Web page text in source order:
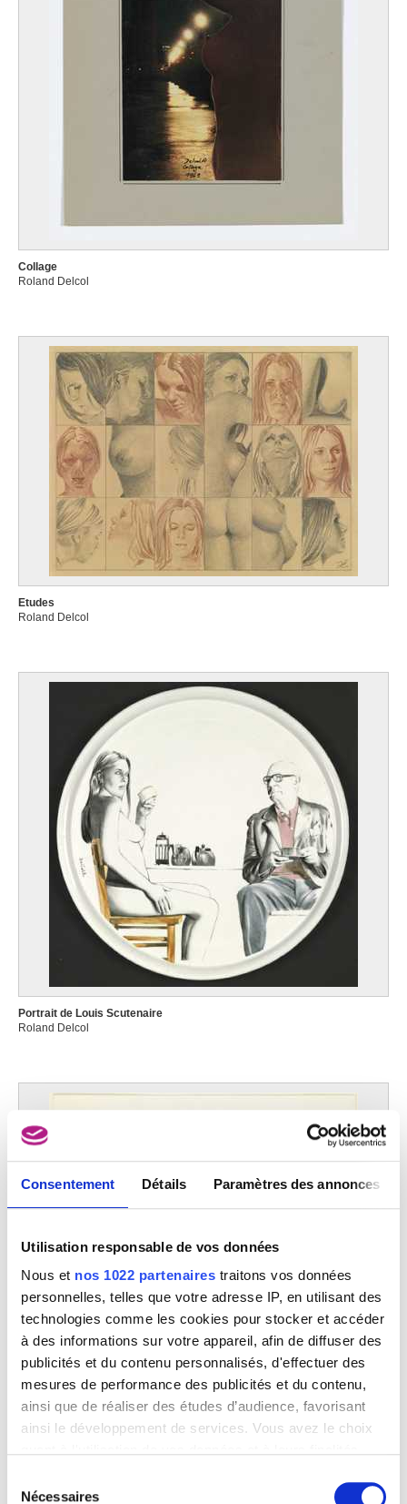
Consentement Détails Paramètres des annonces
Utilisation responsable de vos données
Nous et nos 1022 partenaires traitons vos données
personnelles, telles que votre adresse IP, en utilisant des
technologies comme les cookies pour stocker et accéder
à des informations sur votre appareil, afin de diffuser des
publicités et du contenu personnalisés, d'effectuer des
mesures de performance des publicités et du contenu,
ainsi que de réaliser des études d’audience, favorisant
ainsi le développement de services. Vous avez le choix
tout moment en consultant la Déclaration relative aux
Nécessaires
Collage
Roland Delcol
Etudes
Roland Delcol
Portrait de Louis Scutenaire
Roland Delcol